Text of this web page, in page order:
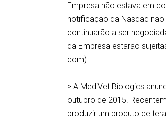
Empresa não estava em
notificação da Nasdaq
continuarão a ser
da Empresa estarão
com)
> A MediVet Biologics
outubro de 2015.
produzir um produto de